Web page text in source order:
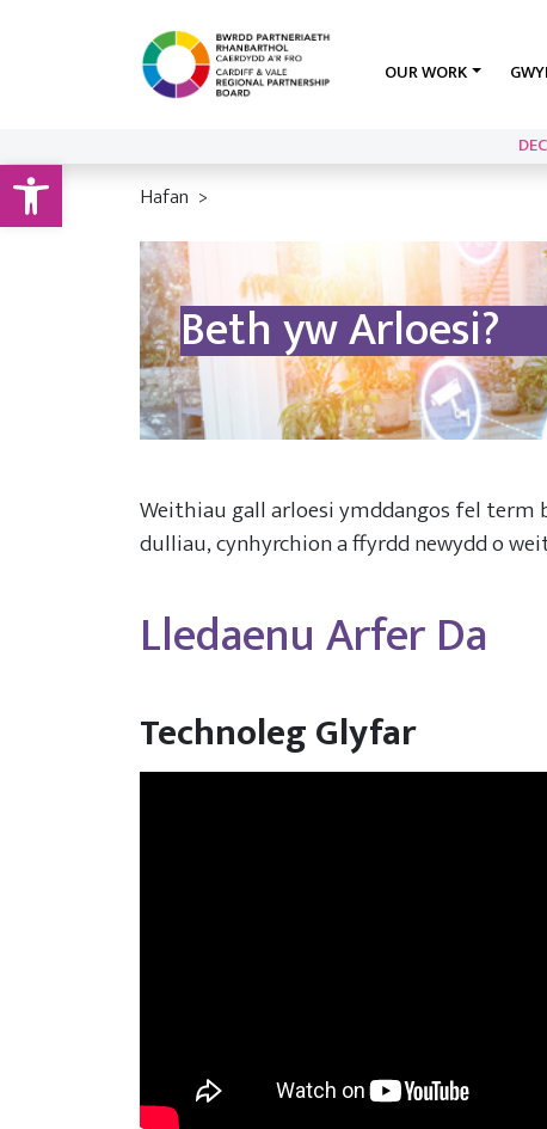
Open toolbar
OUR WORK
Hafan
Beth yw Arloesi?
Weithiau gall arloesi ymddangos fel term
dulliau, cynhyrchion a ffyrdd newydd o
Lledaenu Arfer Da
Technoleg Glyfar